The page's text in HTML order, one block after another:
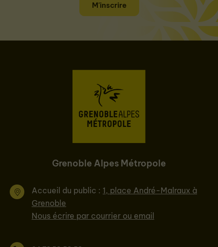
M'inscrire
Grenoble Alpes Métropole
Accueil du public : 1, place André-Malraux à
Grenoble
Nous écrire par courrier ou email